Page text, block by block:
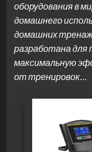
оборудования в
домашнего
домашних
разработана для
максимальную
от тренировок…